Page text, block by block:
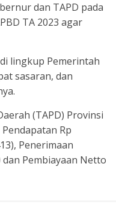
dan TAPD pada
TA 2023 agar
lingkup Pemerintah
sasaran, dan
(TAPD) Provinsi
Rp
Penerimaan
dan Pembiayaan Netto